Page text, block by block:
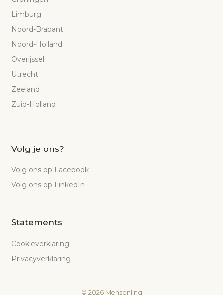
Limburg
Noord-Brabant
Noord-Holland
Overijssel
Utrecht
Zeeland
Zuid-Holland
Volg je ons?
Volg ons op Facebook
Volg ons op LinkedIn
Statements
Cookieverklaring
Privacyverklaring
© 2026Mensenlinq